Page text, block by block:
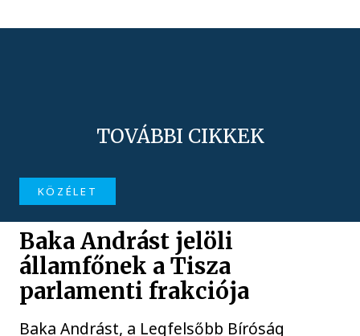
TOVÁBBI CIKKEK
KÖZÉLET
Baka Andrást jelöli
államfőnek a Tisza
parlamenti frakciója
Baka Andrást, a Legfelsőbb Bíróság